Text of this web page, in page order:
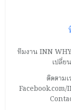
ทีมงาน INN
เปลี่ย
ติดตาม